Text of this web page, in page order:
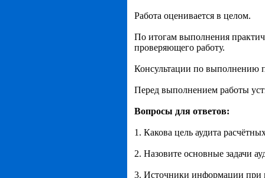
Работа оценивается в целом.
По итогам выполнения
проверяющего работу.
Консультации по выполнению
Перед выполнением работы
Вопросы для ответов:
1. Какова цель аудита
2. Назовите основные задачи
3. Источники информации при